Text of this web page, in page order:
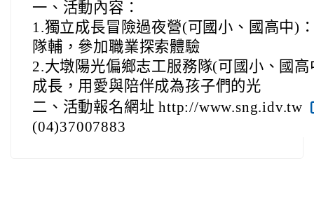
一、活動內容：
1.獨立成長冒險過夜營(可國小、國高中)
隊輔，參加職業探索體驗
2.大墩陽光偏鄉志工服務隊(可國小、國
成長，用愛與陪伴成為孩子們的光
二、活動報名網址 http://www.sng.idv.tw
(04)37007883